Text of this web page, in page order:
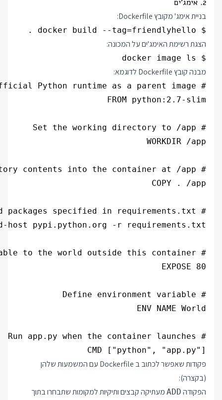
2. אימג'ים
בניית אימג' מקובץ Dockerfile:
$ docker build --tag=friendlyhello .
הצגת רשימת האימג'ים על המכונה:
$ docker image ls
מבנה קובץ Dockerfile לדוגמא:
CMD ["python", "app.py"]
פקודות שאפשר לכתוב ב Dockerfile עם המשמעות שלהן
(בקצרה):
הפקודה ADD מעתיקה קבצים ותיקיות למקומות שתבחרו בתוך